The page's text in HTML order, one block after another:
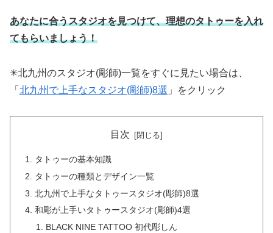
あなたに合うスタジオを見つけて、理想のタトゥーを入れ
てもらいましょう！
✳︎北九州のスタジオ(彫師)一覧をすぐに見たい場合は、
「 北九州で上手なスタジオ(彫師)8選 」をクリック
目次
タトゥーの基本知識
タトゥーの種類とデザイン一覧
北九州で上手なタトゥースタジオ(彫師)8選
和彫が上手いタトゥースタジオ(彫師)4選
BLACK NINE TATTOO 初代彫しん